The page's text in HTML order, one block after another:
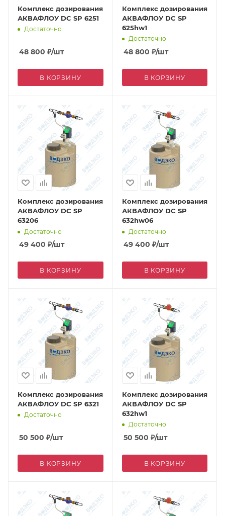
Комплекс дозирования
АКВАФЛОУ DC SP 6251
Достаточно
48 800 ₽/шт
В КОРЗИНУ
Комплекс дозирования
АКВАФЛОУ DC SP
625hw1
Достаточно
48 800 ₽/шт
В КОРЗИНУ
Комплекс дозирования
АКВАФЛОУ DC SP
63206
Достаточно
49 400 ₽/шт
В КОРЗИНУ
Комплекс дозирования
АКВАФЛОУ DC SP
632hw06
Достаточно
49 400 ₽/шт
В КОРЗИНУ
Комплекс дозирования
АКВАФЛОУ DC SP 6321
Достаточно
50 500 ₽/шт
В КОРЗИНУ
Комплекс дозирования
АКВАФЛОУ DC SP
632hw1
Достаточно
50 500 ₽/шт
В КОРЗИНУ